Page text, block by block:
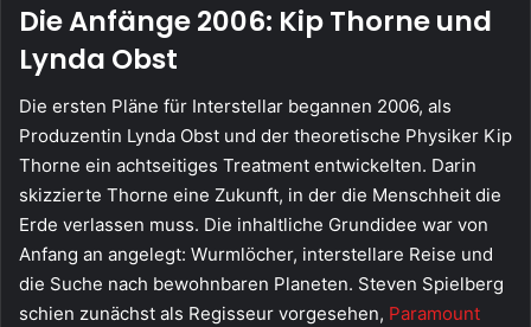
Die Anfänge 2006: Kip Thorne und
Lynda Obst
Die ersten Pläne für Interstellar begannen 2006, als
Produzentin Lynda Obst und der theoretische Physiker Kip
Thorne ein achtseitiges Treatment entwickelten. Darin
skizzierte Thorne eine Zukunft, in der die Menschheit die
Erde verlassen muss. Die inhaltliche Grundidee war von
Anfang an angelegt: Wurmlöcher, interstellare Reise und
die Suche nach bewohnbaren Planeten. Steven Spielberg
schien zunächst als Regisseur vorgesehen, Paramount